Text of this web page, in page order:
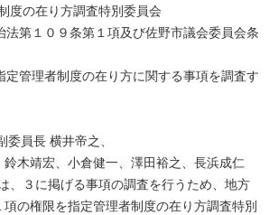
度の在り方調査特別委員会
法第１０９条第１項及び佐野市議会委員会条
定管理者制度の在り方に関する事項を調査す
員長 横井帝之、
木靖宏、小倉健一、澤田裕之、長浜成仁
、３に掲げる事項の調査を行うため、地方
項の権限を指定管理者制度の在り方調査特別